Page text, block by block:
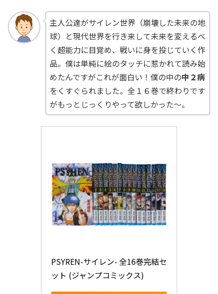
主人公達がサイレン世界（崩壊した未来の地
球）と現代世界を行き来して未来を変えるべ
く超能力に目覚め、戦いに身を投じていく作
品。僕は単純に絵のタッチに惹かれて読み始
めたんですがこれが面白い！僕の中の中２病
をくすぐられました。全１６巻で終わりです
がもっとじっくりやって欲しかった～。
PSYREN-サイレン- 全16巻完結セ
ット (ジャンプコミックス)